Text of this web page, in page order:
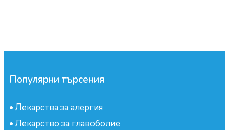
Популярни търсения
• Лекарства за алергия
• Лекарство за главоболие